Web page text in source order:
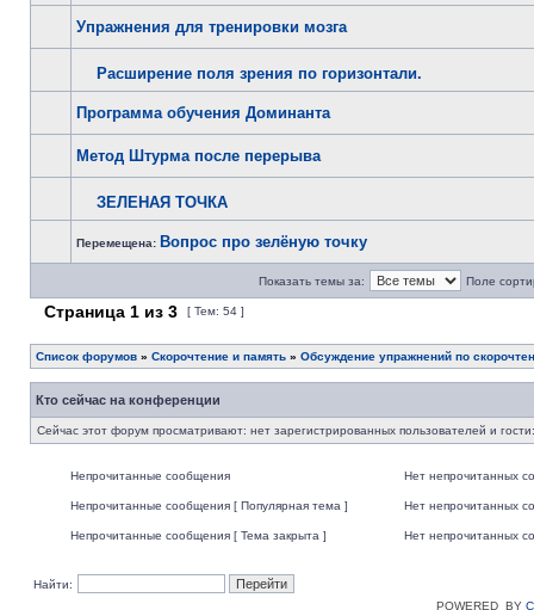
Упражнения для тренировки мозга
Расширение поля зрения по горизонтали.
Программа обучения Доминанта
Метод Штурма после перерыва
ЗЕЛЕНАЯ ТОЧКА
Перемещена: Вопрос про зелёную точку
Показать темы за: Поле
Страница 1 из 3 [ Тем: 54 ]
Список форумов » Скорочтение и память » Обсуждение упражнений по
Кто сейчас на конференции
Сейчас этот форум просматривают: нет зарегистрированных пользователей и
Непрочитанные сообщения Нет непрочитанных
Непрочитанные сообщения [ Популярная тема ] Нет непрочитанных
Непрочитанные сообщения [ Тема закрыта ] Нет непрочитанных
Найти:
POWERED_BY